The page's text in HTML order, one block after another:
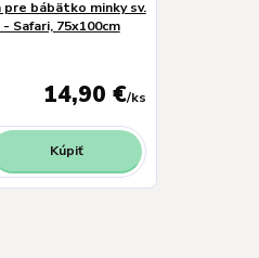
pre bábätko minky sv.
Safari, 75x100cm
14,90 €/ks
Kúpiť